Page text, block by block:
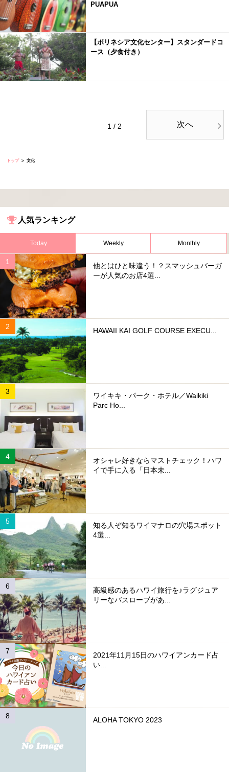
PUAPUA
【ポリネシア文化センター】スタンダードコ
ース（夕食付き）
1 / 2 次へ
トップ 文化
人気ランキング
Today Weekly Monthly
他とはひと味違う！？スマッシュバーガ
ーが人気のお店4選...
HAWAII KAI GOLF COURSE EXECU...
ワイキキ・パーク・ホテル／Waikiki
Parc Ho...
オシャレ好きならマストチェック！ハワ
イで手に入る「日本未...
知る人ぞ知るワイマナロの穴場スポット
4選...
高級感のあるハワイ旅行を♪ラグジュア
リーなバスローブがあ...
2021年11月15日のハワイアンカード占
い...
ALOHA TOKYO 2023